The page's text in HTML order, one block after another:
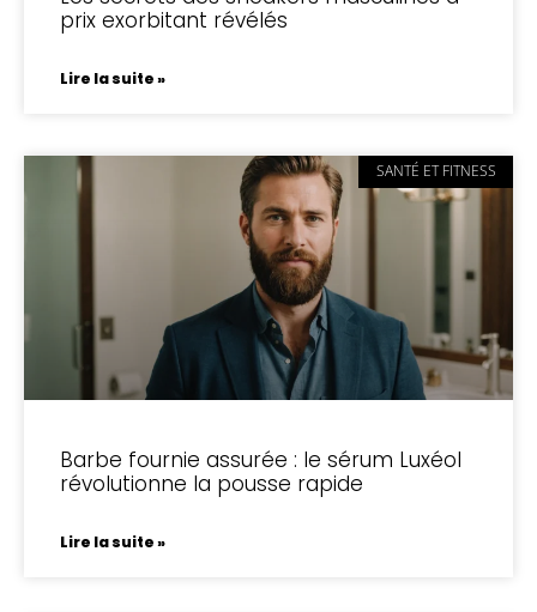
prix exorbitant révélés
Lire la suite »
SANTÉ ET FITNESS
Barbe fournie assurée : le sérum Luxéol
révolutionne la pousse rapide
Lire la suite »